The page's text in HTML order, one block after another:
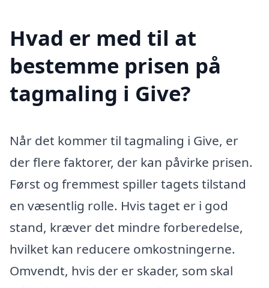
Hvad er med til at
bestemme prisen på
tagmaling i Give?
Når det kommer til tagmaling i Give, er
der flere faktorer, der kan påvirke prisen.
Først og fremmest spiller tagets tilstand
en væsentlig rolle. Hvis taget er i god
stand, kræver det mindre forberedelse,
hvilket kan reducere omkostningerne.
Omvendt, hvis der er skader, som skal